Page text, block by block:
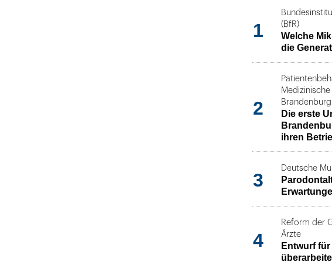
1
(BfR)
Welche
die
2
Brandenburg
Die erste
ihren
3
Deutsche
4
Reform der
Ärzte
Entwurf